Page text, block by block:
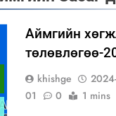
Аймгийн
төлөвлөгөө-
khishge
01
0
1 mins